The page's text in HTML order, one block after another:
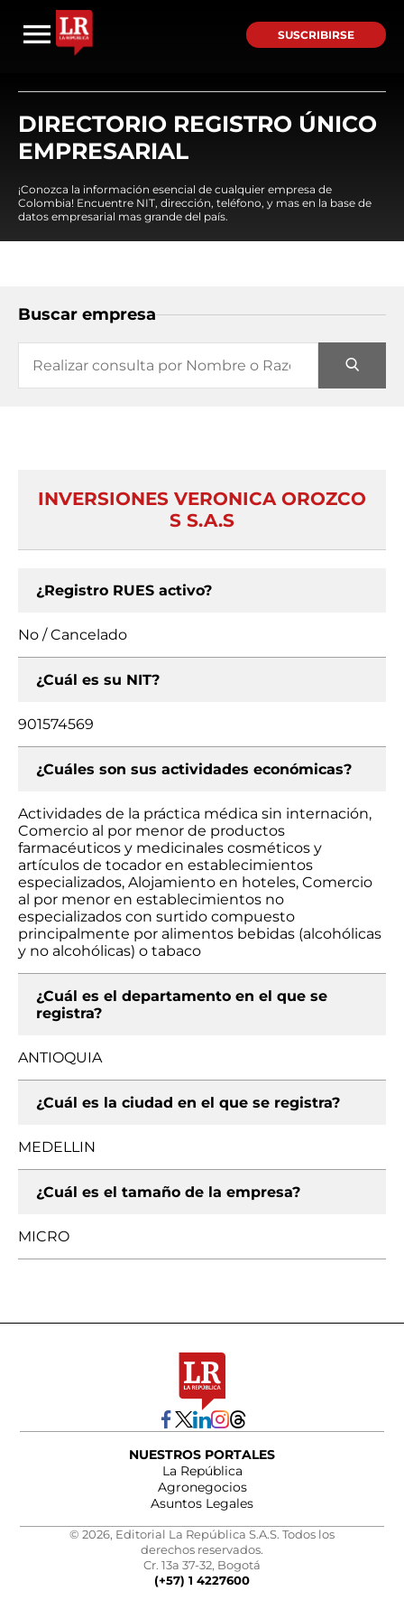
SUSCRIBIRSE
DIRECTORIO REGISTRO ÚNICO
EMPRESARIAL
¡Conozca la información esencial de cualquier empresa de
Colombia! Encuentre NIT, dirección, teléfono, y mas en la base de
datos empresarial mas grande del país.
Buscar empresa
INVERSIONES VERONICA OROZCO
S S.A.S
¿Registro RUES activo?
No / Cancelado
¿Cuál es su NIT?
901574569
¿Cuáles son sus actividades económicas?
Actividades de la práctica médica sin internación,
Comercio al por menor de productos
farmacéuticos y medicinales cosméticos y
artículos de tocador en establecimientos
especializados, Alojamiento en hoteles, Comercio
al por menor en establecimientos no
especializados con surtido compuesto
principalmente por alimentos bebidas (alcohólicas
y no alcohólicas) o tabaco
¿Cuál es el departamento en el que se
registra?
ANTIOQUIA
¿Cuál es la ciudad en el que se registra?
MEDELLIN
¿Cuál es el tamaño de la empresa?
MICRO
NUESTROS PORTALES
La República
Agronegocios
Asuntos Legales
© 2026, Editorial La República S.A.S. Todos los
derechos reservados.
Cr. 13a 37-32, Bogotá
(+57) 1 4227600